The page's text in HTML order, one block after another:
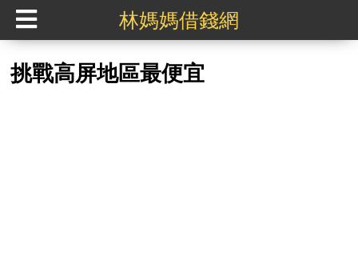
林媽媽借錢網
挑戰高屏地區最便宜